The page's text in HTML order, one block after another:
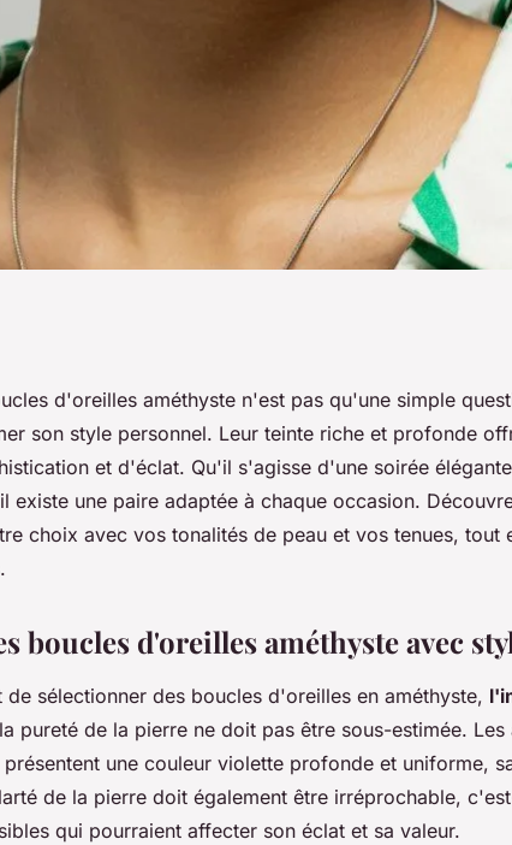
boucles
avec style ?
d'oreilles améthyste n'est pas qu'une simple
son style personnel. Leur teinte riche et profonde
et d'éclat. Qu'il s'agisse d'une soirée
existe une paire adaptée à chaque occasion.
choix avec vos tonalités de peau et vos tenues, tout
boucles d'oreilles améthyste avec
sélectionner des boucles d'oreilles en améthyste,
pureté de la pierre ne doit pas être sous-estimée. Les
une couleur violette profonde et uniforme,
de la pierre doit également être irréprochable,
qui pourraient affecter son éclat et sa valeur.